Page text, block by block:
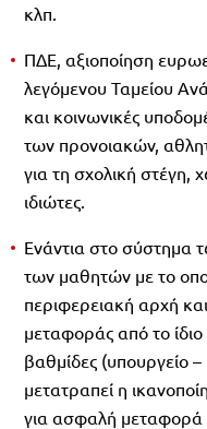
κλπ.
ΠΔΕ, αξιοποίηση
λεγόμενου Ταμείου
και κοινωνικές
των προνοιακών,
για τη σχολική στέγη,
ιδιώτες.
Ενάντια στο σύστημα
των μαθητών με το
περιφερειακή αρχή
μεταφοράς από το ίδιο
βαθμίδες (υπουργείο –
μετατραπεί η
για ασφαλή μεταφορά